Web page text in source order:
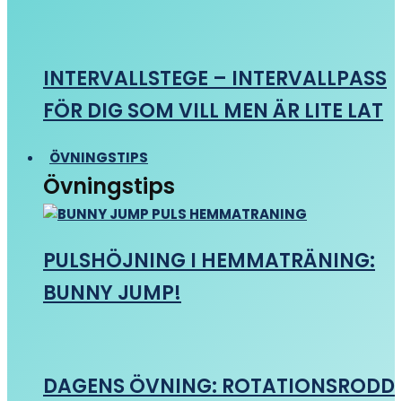
INTERVALLSTEGE – INTERVALLPASS
FÖR DIG SOM VILL MEN ÄR LITE LAT
ÖVNINGSTIPS
Övningstips
PULSHÖJNING I HEMMATRÄNING:
BUNNY JUMP!
DAGENS ÖVNING: ROTATIONSRODD